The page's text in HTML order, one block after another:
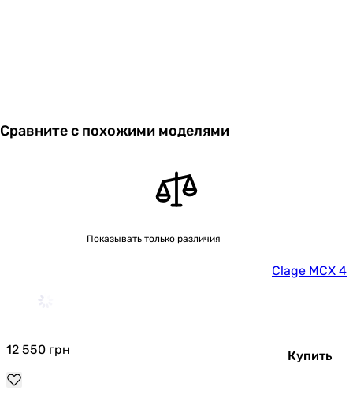
Сравните с похожими моделями
Показывать только различия
Clage MCX 4
12 550 грн Купить